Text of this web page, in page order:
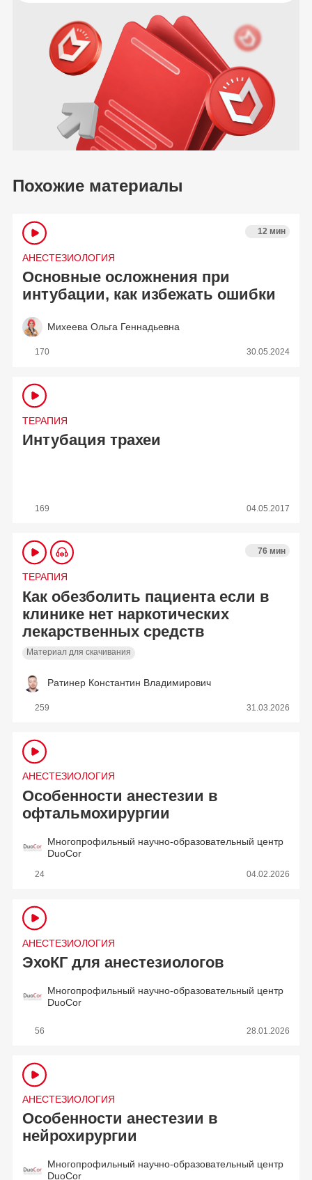
Похожие материалы
АНЕСТЕЗИОЛОГИЯ
12 мин
Основные осложнения при
интубации, как избежать ошибки
Михеева Ольга Геннадьевна
170 30.05.2024
ТЕРАПИЯ
Интубация трахеи
169 04.05.2017
ТЕРАПИЯ
76 мин
Как обезболить пациента если в
клинике нет наркотических
лекарственных средств
Материал для скачивания
Ратинер Константин Владимирович
259 31.03.2026
АНЕСТЕЗИОЛОГИЯ
Особенности анестезии в
офтальмохирургии
Многопрофильный научно-образовательный центр
DuoCor
24 04.02.2026
АНЕСТЕЗИОЛОГИЯ
ЭхоКГ для анестезиологов
Многопрофильный научно-образовательный центр
DuoCor
56 28.01.2026
АНЕСТЕЗИОЛОГИЯ
Особенности анестезии в
нейрохирургии
Многопрофильный научно-образовательный центр
DuoCor